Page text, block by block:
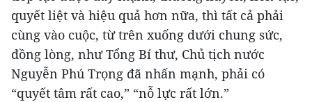
quyết liệt và hiệu quả hơn nữa, thì tất cả phải
cùng vào cuộc, từ trên xuống dưới chung sức,
đồng lòng, như Tổng Bí thư, Chủ tịch nước
Nguyễn Phú Trọng đã nhấn mạnh, phải có
“quyết tâm rất cao,” “nỗ lực rất lớn.”